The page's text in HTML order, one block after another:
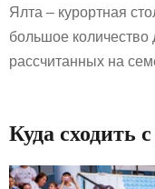
Ялта – курортная
большое количество
рассчитанных на
Куда сходить